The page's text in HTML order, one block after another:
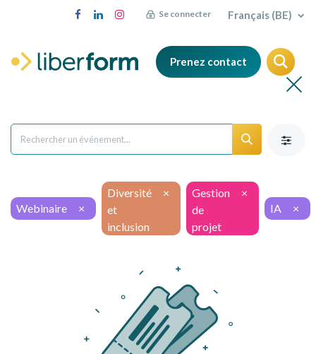
Se connecter Français (BE)
Prenez contact
Webinaire ×
Diversité
et
inclusion
×
Gestion
de
projet
×
IA
×